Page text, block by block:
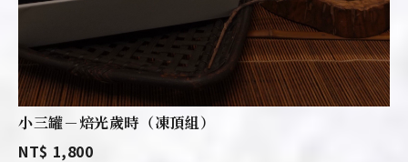
小三罐－焙光歲時（凍頂組）
NT$ 1,800